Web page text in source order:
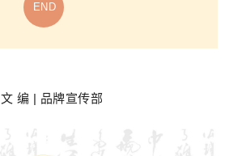
END
文 编 | 品牌宣传部